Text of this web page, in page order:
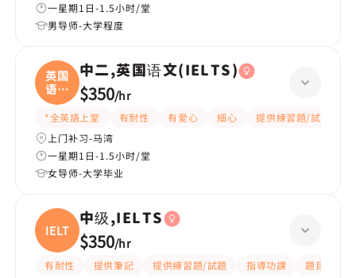
一星期1日-1.5小时/堂
男导师-大学程度
英国
语文
(
中二,英国语文(IELTS)
$350/hr
*全英語上堂 有耐性 有愛心 細心 提供練習題/試題
上门补习-马湾
一星期1日-1.5小时/堂
女导师-大学毕业
IELTS
中级,IELTS
$350/hr
有耐性 提供筆記 提供練習題/試題 指導功課
題目講解